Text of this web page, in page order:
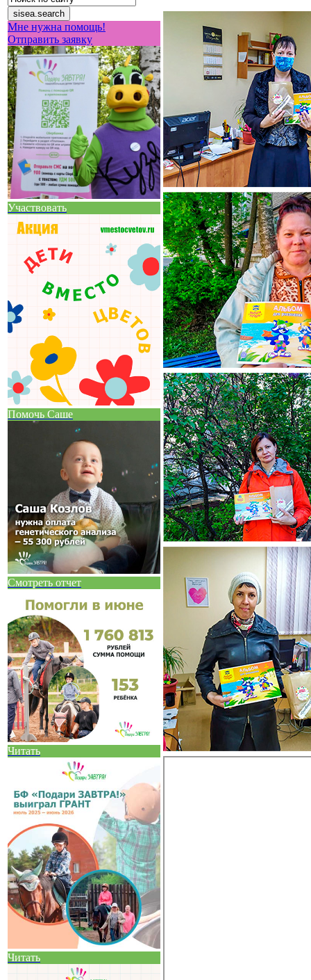
Мне нужна помощь!
Отправить заявку
Участвовать
Помочь Саше
Смотреть отчет
Читать
Читать